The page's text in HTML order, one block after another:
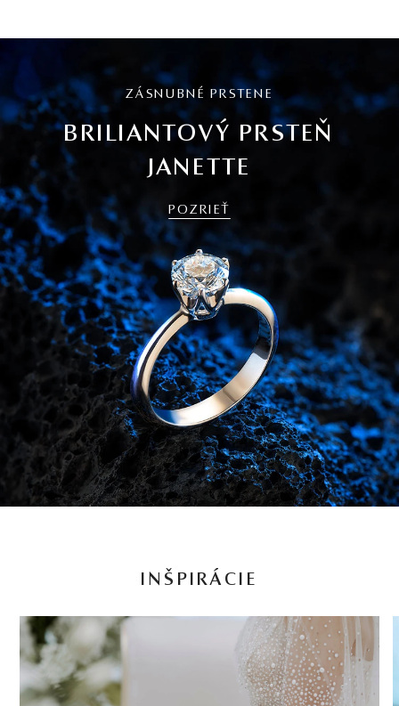
ZÁSNUBNÉ PRSTENE
BRILIANTOVÝ PRSTEŇ
JANETTE
POZRIEŤ
INŠPIRÁCIE